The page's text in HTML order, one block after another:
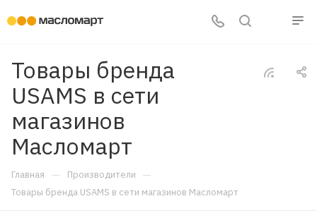
Товары бренда
USAMS в сети
магазинов
Масломарт
Главная — Производители —
Товары бренда USAMS в сети магазинов Масломарт